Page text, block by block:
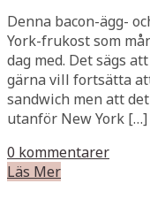
Denna bacon-ägg-
York-frukost som
dag med. Det sägs
gärna vill fortsätta
sandwich men att
utanför New York […]
0 kommentarer
Läs Mer